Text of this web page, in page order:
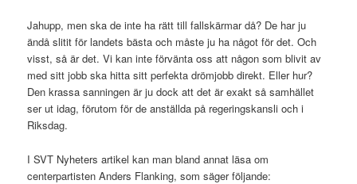
Jahupp, men ska de inte ha rätt till fallskärmar då? De har ju
ändå slitit för landets bästa och måste ju ha något för det. Och
visst, så är det. Vi kan inte förvänta oss att någon som blivit av
med sitt jobb ska hitta sitt perfekta drömjobb direkt. Eller hur?
Den krassa sanningen är ju dock att det är exakt så samhället
ser ut idag, förutom för de anställda på regeringskansli och i
Riksdag.
I SVT Nyheters artikel kan man bland annat läsa om
centerpartisten Anders Flanking, som säger följande: